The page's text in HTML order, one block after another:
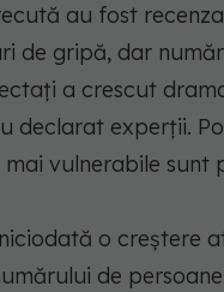
au fost
de gripă, dar
a crescut
declarat experţii.
vulnerabile sunt
o creştere
de